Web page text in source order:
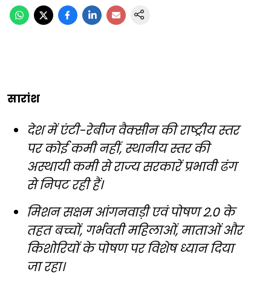
सारांश
देश में एंटी-रेबीज वैक्सीन की राष्ट्रीय स्तर
पर कोई कमी नहीं, स्थानीय स्तर की
अस्थायी कमी से राज्य सरकारें प्रभावी ढंग
से निपट रही हैं।
मिशन सक्षम आंगनवाड़ी एवं पोषण 2.0 के
तहत बच्चों, गर्भवती महिलाओं, माताओं और
किशोरियों के पोषण पर विशेष ध्यान दिया
जा रहा।